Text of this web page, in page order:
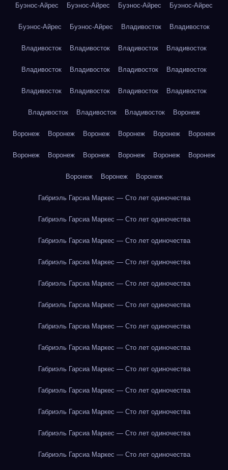
Буэнос-Айрес Буэнос-Айрес Буэнос-Айрес Буэнос-Айрес
Буэнос-Айрес Буэнос-Айрес Владивосток Владивосток
Владивосток Владивосток Владивосток Владивосток
Владивосток Владивосток Владивосток Владивосток
Владивосток Владивосток Владивосток Владивосток
Владивосток Владивосток Владивосток Воронеж
Воронеж Воронеж Воронеж Воронеж Воронеж Воронеж
Воронеж Воронеж Воронеж Воронеж Воронеж Воронеж
Воронеж Воронеж Воронеж
Габриэль Гарсиа Маркес — Сто лет одиночества
Габриэль Гарсиа Маркес — Сто лет одиночества
Габриэль Гарсиа Маркес — Сто лет одиночества
Габриэль Гарсиа Маркес — Сто лет одиночества
Габриэль Гарсиа Маркес — Сто лет одиночества
Габриэль Гарсиа Маркес — Сто лет одиночества
Габриэль Гарсиа Маркес — Сто лет одиночества
Габриэль Гарсиа Маркес — Сто лет одиночества
Габриэль Гарсиа Маркес — Сто лет одиночества
Габриэль Гарсиа Маркес — Сто лет одиночества
Габриэль Гарсиа Маркес — Сто лет одиночества
Габриэль Гарсиа Маркес — Сто лет одиночества
Габриэль Гарсиа Маркес — Сто лет одиночества